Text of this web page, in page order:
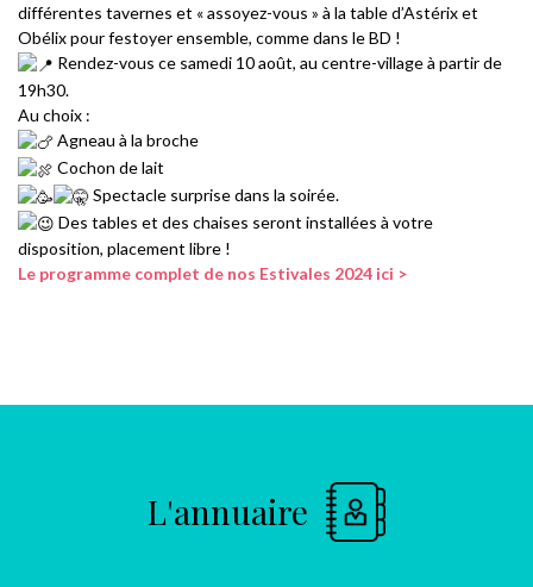
différentes tavernes et « assoyez-vous » à la table d’Astérix et
Obélix pour festoyer ensemble, comme dans le BD !
Rendez-vous ce samedi 10 août, au centre-village à partir de
19h30.
Au choix :
Agneau à la broche
Cochon de lait
Spectacle surprise dans la soirée.
Des tables et des chaises seront installées à votre
disposition, placement libre !
Le programme complet de nos Estivales 2024 ici >
L'annuaire